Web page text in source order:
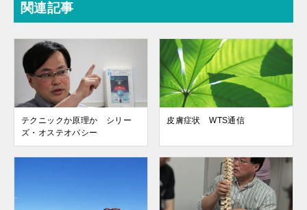
関連記事
テクニックか原理か シリー
ズ・オステオパシー
皮膚症状 WTS通信